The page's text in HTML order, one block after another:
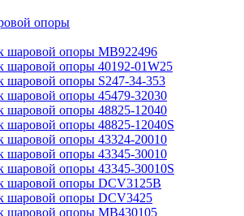
опоры
шаровой опоры MB922496
шаровой опоры 40192-01W25
шаровой опоры S247-34-353
шаровой опоры 45479-32030
шаровой опоры 48825-12040
шаровой опоры 48825-12040S
шаровой опоры 43324-20010
шаровой опоры 43345-30010
шаровой опоры 43345-30010S
шаровой опоры DCV3125B
шаровой опоры DCV3425
шаровой опоры MB430105